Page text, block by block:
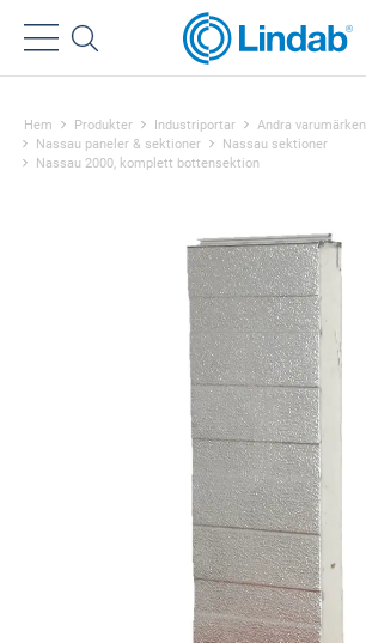
Hem Produkter Industriportar Andra varumärken
Nassau paneler & sektioner
Nassau sektioner
Nassau 2000, komplett bottensektion